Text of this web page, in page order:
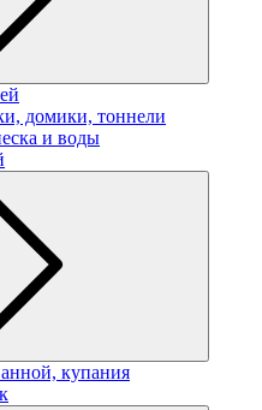
домики, тоннели
и воды
купания